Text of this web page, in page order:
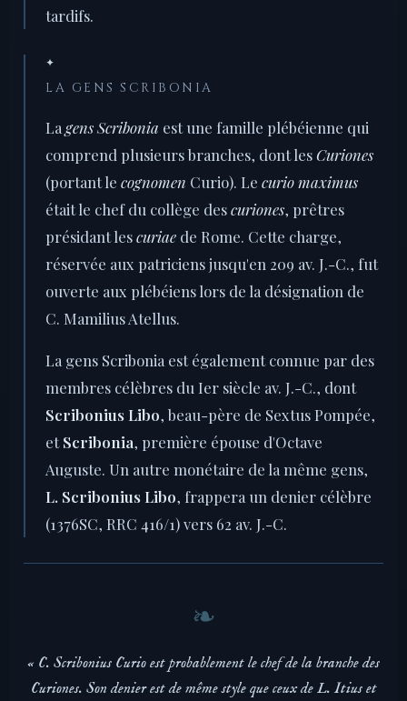
tardifs.
✦
LA GENS SCRIBONIA
La gens Scribonia est une famille plébéienne qui
comprend plusieurs branches, dont lesCuriones
(portant le cognomen Curio). Le curio maximus
était le chef du collège descuriones, prêtres
présidant lescuriae de Rome. Cette charge,
réservée aux patriciens jusqu'en 209 av. J.-C., fut
ouverte aux plébéiens lors de la désignation de
C. Mamilius Atellus.
La gens Scribonia est également connue par des
membres célèbres du Ier siècle av. J.-C., dont
Scribonius Libo, beau-père de Sextus Pompée,
etScribonia, première épouse d'Octave
Auguste. Un autre monétaire de la même gens,
L. Scribonius Libo, frappera un denier célèbre
(1376SC, RRC 416/1) vers 62 av. J.-C.
« C. Scribonius Curio est probablement le chef de la branche des
Curiones. Son denier est de même style que ceux de L. Itius et